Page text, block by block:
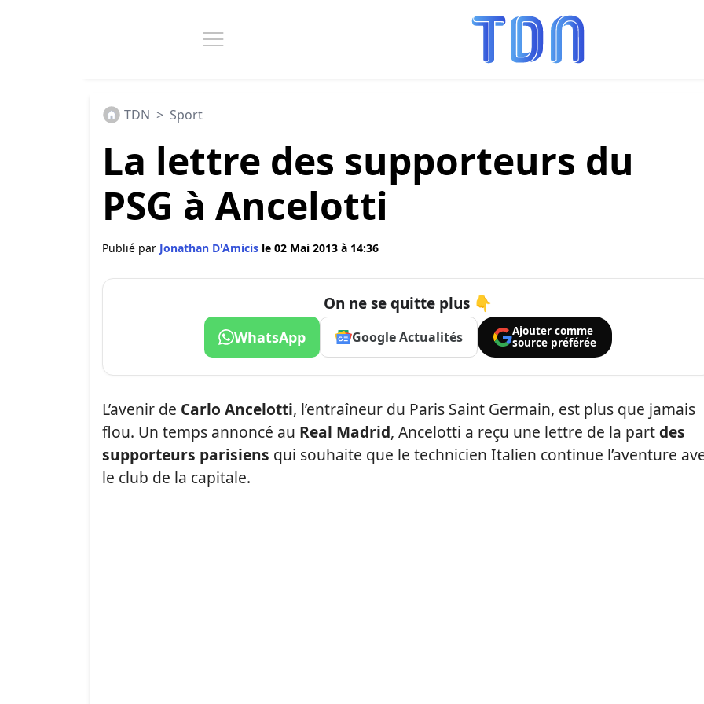
TDN > Sport
La lettre des supporteurs du
PSG à Ancelotti
Publié par Jonathan D'Amicis le 02 Mai 2013 à 14:36
On ne se quitte plus 👇
WhatsApp Google Actualités
Ajouter comme
source préférée
L’avenir de Carlo Ancelotti, l’entraîneur du Paris Saint Germain, est plus que jamais
flou. Un temps annoncé au Real Madrid, Ancelotti a reçu une lettre de la partdes
supporteurs parisiens qui souhaite que le technicien Italien continue l’aventure
le club de la capitale.